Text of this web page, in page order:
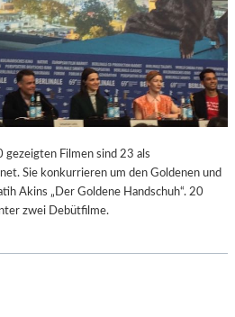
gezeigten Filmen sind 23 als
Sie konkurrieren um den Goldenen und
Akins „Der Goldene Handschuh“. 20
zwei Debütfilme.